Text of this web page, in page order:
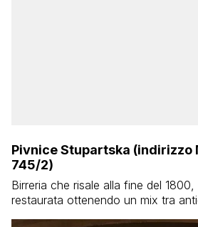
Pivnice Stupartska (indirizzo
745/2)
Birreria che risale alla fine del
restaurata ottenendo un mix tra